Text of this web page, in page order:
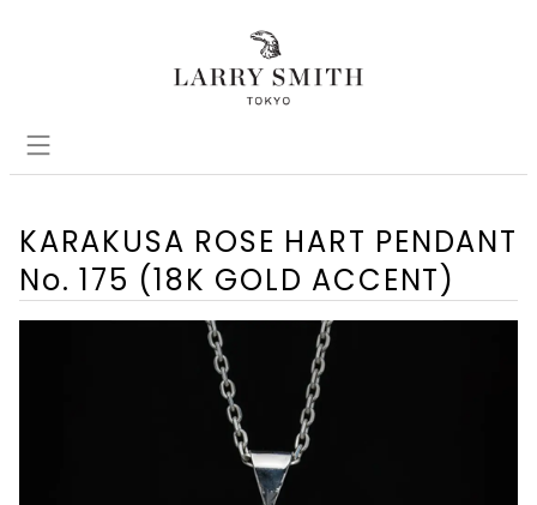
KARAKUSA ROSE HART PENDANT
No. 175 (18K GOLD ACCENT)